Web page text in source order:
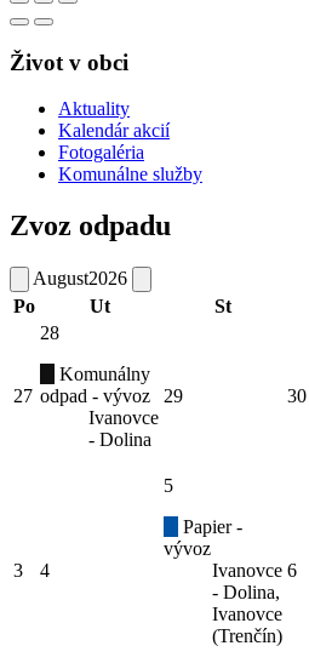
Život v obci
Aktuality
Kalendár akcií
Fotogaléria
Komunálne služby
Zvoz odpadu
August2026
Po
Ut St
27
28
Komunálny
odpad - vývoz
Ivanovce
- Dolina
29 30
3 4
5
Papier -
vývoz
Ivanovce
- Dolina,
Ivanovce
(Trenčín)
6